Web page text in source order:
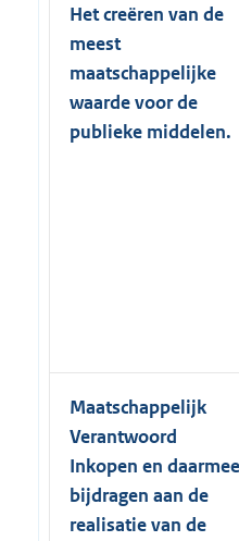
Het creëren van de
meest
maatschappelijke
waarde voor de
publieke middelen.
Maatschappelijk
Verantwoord
Inkopen en daarmee
bijdragen aan de
realisatie van de